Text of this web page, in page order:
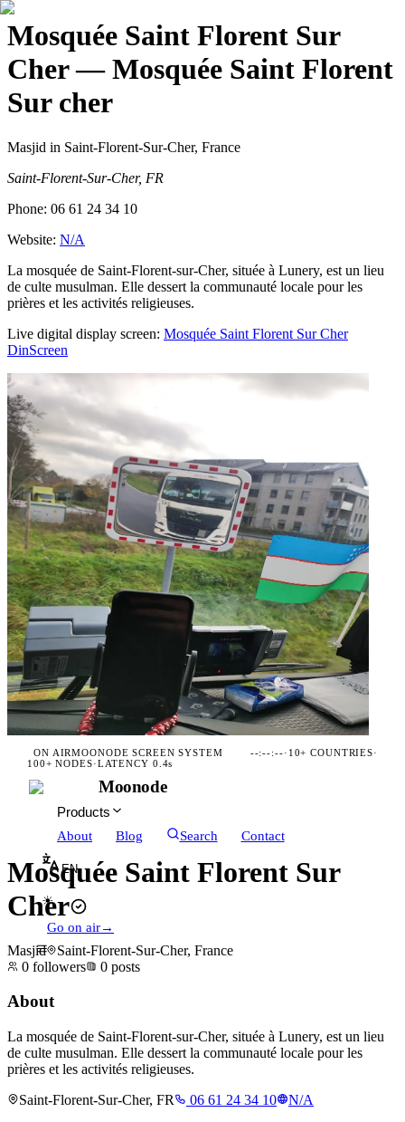
Mosquée Saint Florent Sur
Cher— Mosquée Saint Florent
Sur cher
Masjid in Saint-Florent-Sur-Cher, France
Saint-Florent-Sur-Cher, FR
Phone: 06 61 24 34 10
Website: N/A
La mosquée de Saint-Florent-sur-Cher, située à Lunery, est un lieu
de culte musulman. Elle dessert la communauté locale pour les
prières et les activités religieuses.
Live digital display screen: Mosquée Saint Florent Sur Cher
DinScreen
ON AIRMOONODE SCREEN SYSTEM --:--:--· 10+ COUNTRIES·
100+ NODES·LATENCY 0.4s
Moonode
Products
About
Blog Search Contact
EN
☀
Go on air→
Mosquée Saint Florent Sur
Cher
Masjid
Saint-Florent-Sur-Cher, France
0 followers 0 posts
About
La mosquée de Saint-Florent-sur-Cher, située à Lunery, est un lieu
de culte musulman. Elle dessert la communauté locale pour les
prières et les activités religieuses.
Saint-Florent-Sur-Cher, FR
06 61 24 34 10
N/A